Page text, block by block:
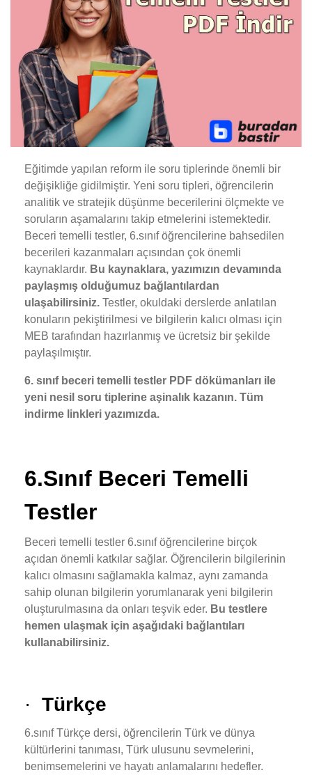
Eğitimde yapılan reform ile soru tiplerinde önemli bir
değişikliğe gidilmiştir. Yeni soru tipleri, öğrencilerin
analitik ve stratejik düşünme becerilerini ölçmekte ve
soruların aşamalarını takip etmelerini istemektedir.
Beceri temelli testler, 6.sınıf öğrencilerine bahsedilen
becerileri kazanmaları açısından çok önemli
kaynaklardır. Bu kaynaklara, yazımızın devamında
paylaşmış olduğumuz bağlantılardan
ulaşabilirsiniz. Testler, okuldaki derslerde anlatılan
konuların pekiştirilmesi ve bilgilerin kalıcı olması için
MEB tarafından hazırlanmış ve ücretsiz bir şekilde
paylaşılmıştır.
6. sınıf beceri temelli testler PDF dökümanları ile
yeni nesil soru tiplerine aşinalık kazanın. Tüm
indirme linkleri yazımızda.
6.Sınıf Beceri Temelli
Testler
Beceri temelli testler 6.sınıf öğrencilerine birçok
açıdan önemli katkılar sağlar. Öğrencilerin bilgilerinin
kalıcı olmasını sağlamakla kalmaz, aynı zamanda
sahip olunan bilgilerin yorumlanarak yeni bilgilerin
oluşturulmasına da onları teşvik eder. Bu testlere
hemen ulaşmak için aşağıdaki bağlantıları
kullanabilirsiniz.
· Türkçe
6.sınıf Türkçe dersi, öğrencilerin Türk ve dünya
kültürlerini tanıması, Türk ulusunu sevmelerini,
benimsemelerini ve hayatı anlamalarını hedefler.